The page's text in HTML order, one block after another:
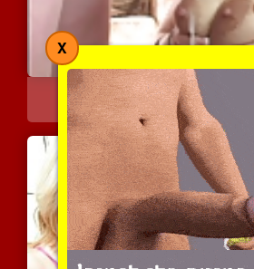
שחולות שגומרים...
| 3 המלצות
X